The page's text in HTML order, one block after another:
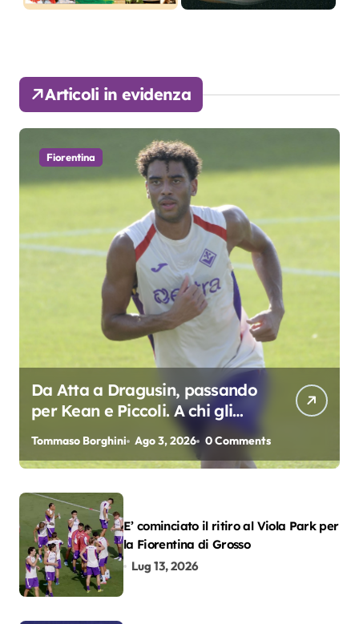
Articoli in evidenza
Fiorentina
Da Atta a Dragusin, passando
per Kean e Piccoli. A chi gli
oscar del precampionato?
Tommaso Borghini Ago 3, 2026 0 Comments
E’ cominciato il ritiro al Viola Park per
la Fiorentina di Grosso
Lug 13, 2026